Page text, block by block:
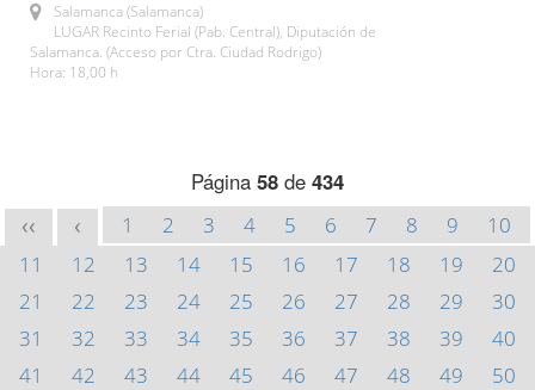
Salamanca (Salamanca)
LUGAR Recinto Ferial (Pab. Central), Diputación de
Salamanca. (Acceso por Ctra. Ciudad Rodrigo)
Hora: 18,00 h
Página 58 de 434
<< < 1 2 3 4 5 6 7 8 9
10
11
12 13 14 15 16 17 18 19
20
21
22 23 24 25 26 27 28 29
30
31
32 33 34 35 36 37 38 39
40
41
42 43 44 45 46 47 48 49
50